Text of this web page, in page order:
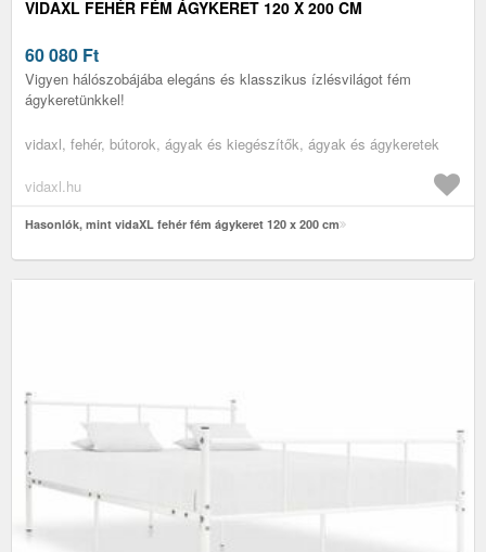
VIDAXL FEHÉR FÉM ÁGYKERET 120 X 200 CM
60 080 Ft
Vigyen hálószobájába elegáns és klasszikus ízlésvilágot fém
ágykeretünkkel!
vidaxl, fehér, bútorok, ágyak és kiegészítők, ágyak és ágykeretek
vidaxl.hu
Hasonlók, mint vidaXL fehér fém ágykeret 120 x 200 cm